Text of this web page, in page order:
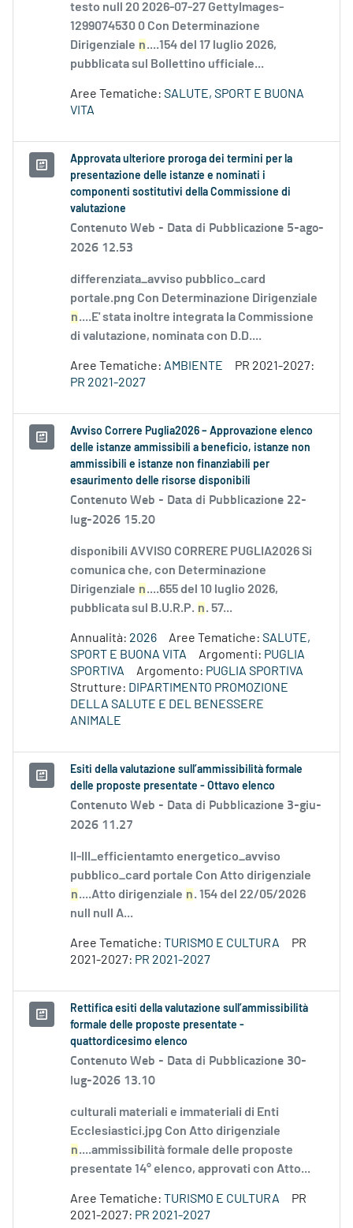
testo null 20 2026-07-27 GettyImages-
1299074530 0 Con Determinazione
Dirigenziale n....154 del 17 luglio 2026,
pubblicata sul Bollettino ufficiale...
Aree Tematiche: SALUTE, SPORT E BUONA
VITA
Approvata ulteriore proroga dei termini per la
presentazione delle istanze e nominati i
componenti sostitutivi della Commissione di
valutazione
Contenuto Web - Data di Pubblicazione 5-ago-
2026 12.53
differenziata_avviso pubblico_card
portale.png Con Determinazione Dirigenziale
n....E' stata inoltre integrata la Commissione
di valutazione, nominata con D.D....
Aree Tematiche: AMBIENTE
PR 2021-2027:
PR 2021-2027
Avviso Correre Puglia2026 – Approvazione elenco
delle istanze ammissibili a beneficio, istanze non
ammissibili e istanze non finanziabili per
esaurimento delle risorse disponibili
Contenuto Web - Data di Pubblicazione 22-
lug-2026 15.20
disponibili AVVISO CORRERE PUGLIA2026 Si
comunica che, con Determinazione
Dirigenziale n....655 del 10 luglio 2026,
pubblicata sul B.U.R.P. n. 57...
Annualità: 2026 Aree Tematiche: SALUTE,
SPORT E BUONA VITA
Argomenti: PUGLIA
SPORTIVA
Argomento: PUGLIA SPORTIVA
Strutture: DIPARTIMENTO PROMOZIONE
DELLA SALUTE E DEL BENESSERE
ANIMALE
Esiti della valutazione sull’ammissibilità formale
delle proposte presentate - Ottavo elenco
Contenuto Web - Data di Pubblicazione 3-giu-
2026 11.27
II-III_efficientamto energetico_avviso
pubblico_card portale Con Atto dirigenziale
n....Atto dirigenziale n. 154 del 22/05/2026
null null A...
Aree Tematiche: TURISMO E CULTURA
PR
2021-2027: PR 2021-2027
Rettifica esiti della valutazione sull’ammissibilità
formale delle proposte presentate -
quattordicesimo elenco
Contenuto Web - Data di Pubblicazione 30-
lug-2026 13.10
culturali materiali e immateriali di Enti
Ecclesiastici.jpg Con Atto dirigenziale
n....ammissibilità formale delle proposte
presentate 14° elenco, approvati con Atto...
Aree Tematiche: TURISMO E CULTURA
PR
2021-2027: PR 2021-2027